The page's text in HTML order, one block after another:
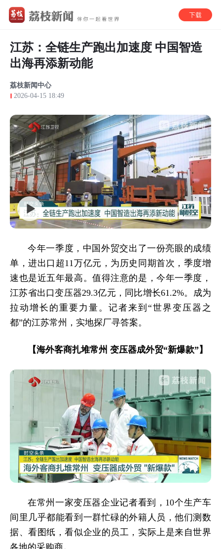
江苏：全链生产跑出加速度 中国智造
出海再添新动能
荔枝新闻中心
2026-04-15 18:49
今年一季度，中国外贸交出了一份亮眼的成绩
单，进出口超11万亿元，为历史同期首次，季度增
速也是近五年最高。值得注意的是，今年一季度，
江苏省出口变压器29.3亿元，同比增长61.2%。成为
拉动增长的重要力量。记者来到“世界变压器之
都”的江苏常州，实地探厂寻答案。
【海外客商扎堆常州 变压器成外贸“新爆款”】
在常州一家变压器企业记者看到，10个生产车
间里几乎都能看到一群忙碌的外籍人员，他们测数
据、看图纸，看似企业的员工，实际上是来自世界
各地的采购商。